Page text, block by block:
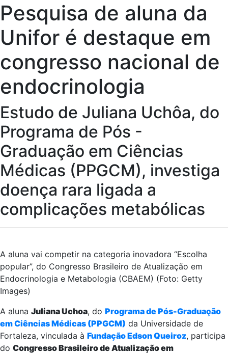
Pesquisa de aluna da
Unifor é destaque em
congresso nacional de
endocrinologia
Estudo de Juliana Uchôa, do
Programa de Pós -
Graduação em Ciências
Médicas (PPGCM), investiga
doença rara ligada a
complicações metabólicas
A aluna vai competir na categoria inovadora “Escolha
popular”, do Congresso Brasileiro de Atualização em
Endocrinologia e Metabologia (CBAEM) (Foto: Getty
Images)
A aluna Juliana Uchoa, do Programa de Pós-Graduação
em Ciências Médicas (PPGCM) da Universidade de
Fortaleza, vinculada à Fundação Edson Queiroz, participa
do Congresso Brasileiro de Atualização em